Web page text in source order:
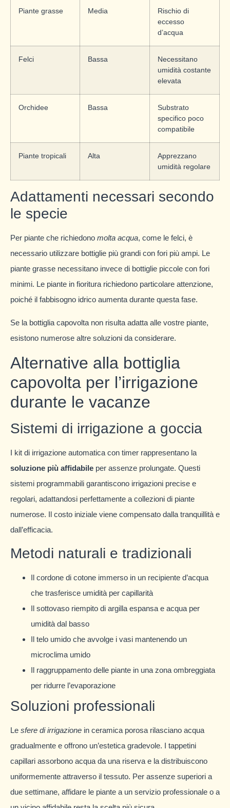
Piante grasse Media
Rischio di
eccesso
d’acqua
Felci Bassa
Necessitano
umidità costante
elevata
Orchidee Bassa
Substrato
specifico poco
compatibile
Piante tropicali Alta
Apprezzano
umidità regolare
Adattamenti necessari secondo
le specie
Per piante che richiedono molta acqua, come le felci, è
necessario utilizzare bottiglie più grandi con fori più ampi. Le
piante grasse necessitano invece di bottiglie piccole con fori
minimi. Le piante in fioritura richiedono particolare attenzione,
poiché il fabbisogno idrico aumenta durante questa fase.
Se la bottiglia capovolta non risulta adatta alle vostre piante,
esistono numerose altre soluzioni da considerare.
Alternative alla bottiglia
capovolta per l’irrigazione
durante le vacanze
Sistemi di irrigazione a goccia
I kit di irrigazione automatica con timer rappresentano la
soluzione più affidabile per assenze prolungate. Questi
sistemi programmabili garantiscono irrigazioni precise e
regolari, adattandosi perfettamente a collezioni di piante
numerose. Il costo iniziale viene compensato dalla tranquillità e
dall’efficacia.
Metodi naturali e tradizionali
Il cordone di cotone immerso in un recipiente d’acqua
che trasferisce umidità per capillarità
Il sottovaso riempito di argilla espansa e acqua per
umidità dal basso
Il telo umido che avvolge i vasi mantenendo un
microclima umido
Il raggruppamento delle piante in una zona ombreggiata
per ridurre l’evaporazione
Soluzioni professionali
Le sfere di irrigazione in ceramica porosa rilasciano acqua
gradualmente e offrono un’estetica gradevole. I tappetini
capillari assorbono acqua da una riserva e la distribuiscono
uniformemente attraverso il tessuto. Per assenze superiori a
due settimane, affidare le piante a un servizio professionale o a